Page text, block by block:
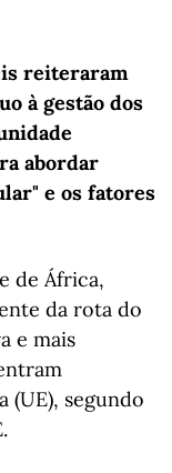
reiteraram
à gestão dos
abordar
e os fatores
de África,
da rota do
e mais
(UE), segundo